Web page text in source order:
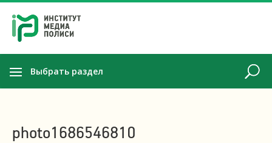
Выбрать раздел
photo1686546810